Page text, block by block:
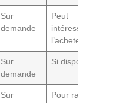
Sur
demande
Peut
intéresser
l’acheteur
Sur
demande
Si disponibles
Sur
Pour rassurer